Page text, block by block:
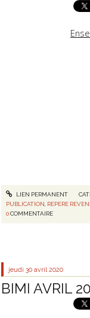
LIEN PERMANENT
PUBLICATION, REPERE
0COMMENTAIRE
jeudi 30 avril 2020
BIMI AVRIL